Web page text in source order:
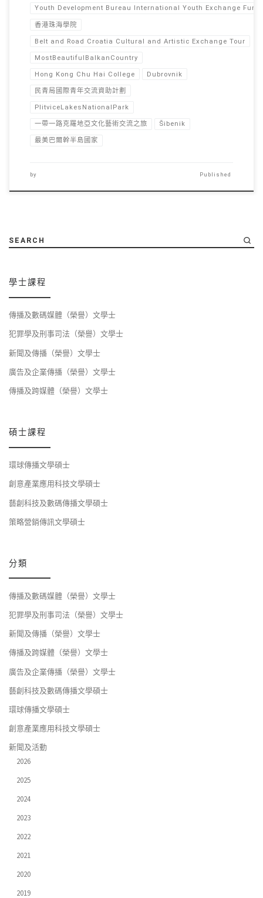
Youth Development Bureau International Youth Exchange
香港珠海學院
Belt and Road Croatia Cultural and Artistic Exchange Tour
MostBeautifulBalkanCountry
Hong Kong Chu Hai College Dubrovnik
民青局國際青年交流資助計劃
PlitviceLakesNationalPark
一帶一路克羅地亞文化藝術交流之旅 Šibenik
最美巴爾幹半島國家
by Published
SEARCH
學士課程
傳播及數碼媒體（榮譽）文學士
犯罪學及刑事司法（榮譽）文學士
新聞及傳播（榮譽）文學士
廣告及企業傳播（榮譽）文學士
傳播及跨媒體（榮譽）文學士
碩士課程
環球傳播文學碩士
創意產業應用科技文學碩士
藝創科技及數碼傳播文學碩士
策略營銷傳訊文學碩士
分類
傳播及數碼媒體（榮譽）文學士
犯罪學及刑事司法（榮譽）文學士
新聞及傳播（榮譽）文學士
傳播及跨媒體（榮譽）文學士
廣告及企業傳播（榮譽）文學士
藝創科技及數碼傳播文學碩士
環球傳播文學碩士
創意產業應用科技文學碩士
新聞及活動
2026
2025
2024
2023
2022
2021
2020
2019